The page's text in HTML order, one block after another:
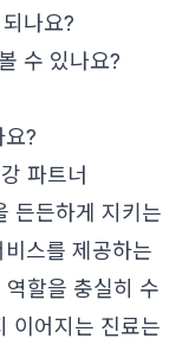
나요?
수 있나요?
?
파트너
든든하게 지키는
스를 제공하는
할을 충실히 수
이어지는 진료는